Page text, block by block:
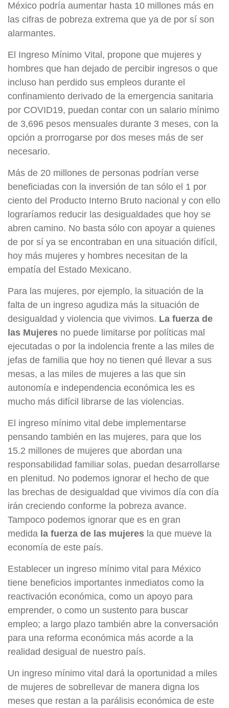
México podría aumentar hasta 10 millones más en
las cifras de pobreza extrema que ya de por sí son
alarmantes.
El Ingreso Mínimo Vital, propone que mujeres y
hombres que han dejado de percibir ingresos o que
incluso han perdido sus empleos durante el
confinamiento derivado de la emergencia sanitaria
por COVID19, puedan contar con un salario mínimo
de 3,696 pesos mensuales durante 3 meses, con la
opción a prorrogarse por dos meses más de ser
necesario.
Más de 20 millones de personas podrían verse
beneficiadas con la inversión de tan sólo el 1 por
ciento del Producto Interno Bruto nacional y con ello
lograríamos reducir las desigualdades que hoy se
abren camino. No basta sólo con apoyar a quienes
de por sí ya se encontraban en una situación difícil,
hoy más mujeres y hombres necesitan de la
empatía del Estado Mexicano.
Para las mujeres, por ejemplo, la situación de la
falta de un ingreso agudiza más la situación de
desigualdad y violencia que vivimos. La fuerza de
las Mujeres no puede limitarse por políticas mal
ejecutadas o por la indolencia frente a las miles de
jefas de familia que hoy no tienen qué llevar a sus
mesas, a las miles de mujeres a las que sin
autonomía e independencia económica les es
mucho más difícil librarse de las violencias.
El ingreso mínimo vital debe implementarse
pensando también en las mujeres, para que los
15.2 millones de mujeres que abordan una
responsabilidad familiar solas, puedan desarrollarse
en plenitud. No podemos ignorar el hecho de que
las brechas de desigualdad que vivimos día con día
irán creciendo conforme la pobreza avance.
Tampoco podemos ignorar que es en gran
medida la fuerza de las mujeres la que mueve la
economía de este país.
Establecer un ingreso mínimo vital para México
tiene beneficios importantes inmediatos como la
reactivación económica, como un apoyo para
emprender, o como un sustento para buscar
empleo; a largo plazo también abre la conversación
para una reforma económica más acorde a la
realidad desigual de nuestro país.
Un ingreso mínimo vital dará la oportunidad a miles
de mujeres de sobrellevar de manera digna los
meses que restan a la parálisis económica de este